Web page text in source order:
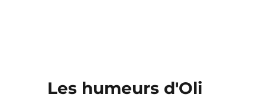
Les humeurs d'Oli